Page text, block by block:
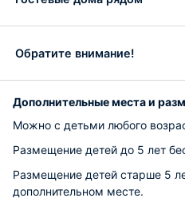
Обратите внимание!
Дополнительные места и
Можно с детьми любого
Размещение детей до 5 лет
Размещение детей старше 5
дополнительном месте.